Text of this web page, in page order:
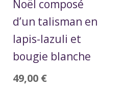
Noël composé
d’un talisman en
lapis-lazuli et
bougie blanche
49,00 €